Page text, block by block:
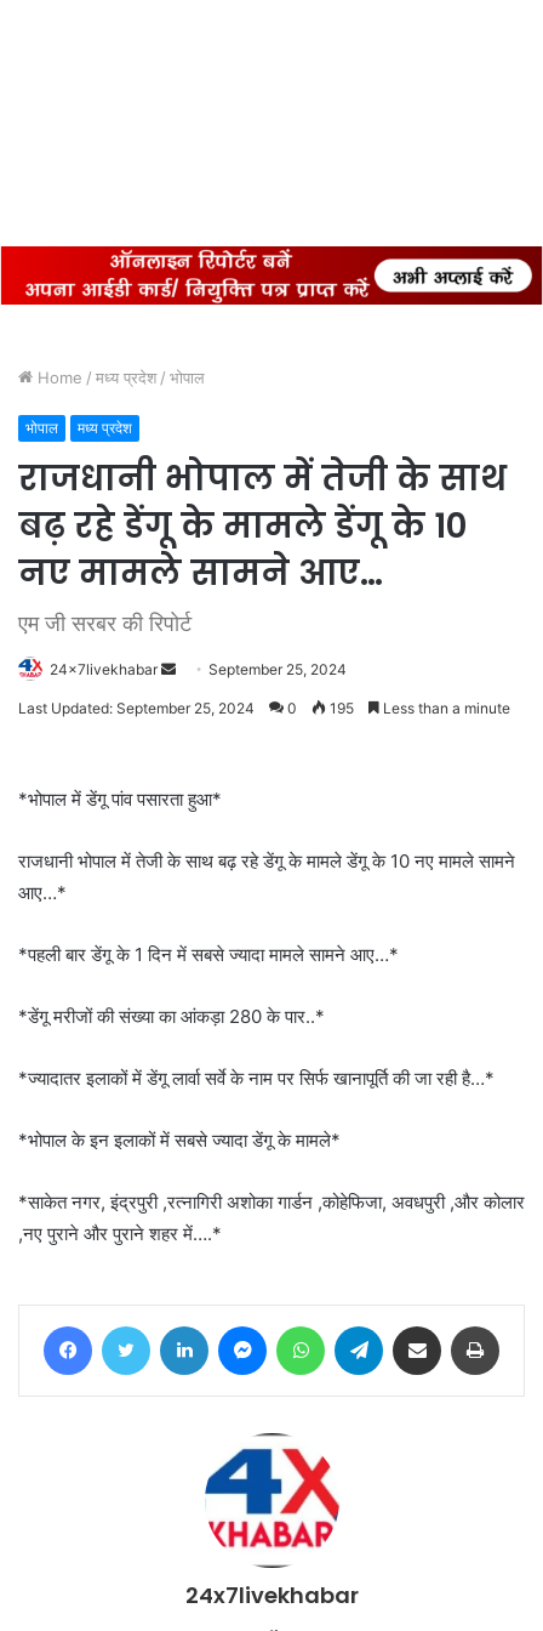
Home / मध्य प्रदेश / भोपाल
भोपाल मध्य प्रदेश
राजधानी भोपाल में तेजी के साथ
बढ़ रहे डेंगू के मामले डेंगू के 10
नए मामले सामने आए…
एम जी सरबर की रिपोर्ट
24x7livekhabar
SendSeptember 25, 2024
Last Updated: September 25, 2024 0 195 Less than a minute
*भोपाल में डेंगू पांव पसारता हुआ*
राजधानी भोपाल में तेजी के साथ बढ़ रहे डेंगू के मामले डेंगू के 10 नए मामले सामने
आए…*
*पहली बार डेंगू के 1 दिन में सबसे ज्यादा मामले सामने आए…*
*डेंगू मरीजों की संख्या का आंकड़ा 280 के पार..*
*ज्यादातर इलाकों में डेंगू लार्वा सर्वे के नाम पर सिर्फ खानापूर्ति की जा रही है…*
*भोपाल के इन इलाकों में सबसे ज्यादा डेंगू के मामले*
*साकेत नगर, इंद्रपुरी ,रत्नागिरी अशोका गार्डन ,कोहेफिजा, अवधपुरी ,और कोलार
,नए पुराने और पुराने शहर में….*
FacebookTwitter LinkedIn MessengerWhatsAppTelegram Share via Email
24x7livekhabar